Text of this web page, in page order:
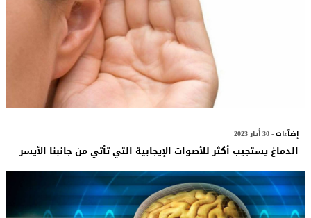
إضآءات- 30 أيار 2023
الدماغ يستجيب أكثر للأصوات الإيجابية التي تأتي من جانبنا الأيسر